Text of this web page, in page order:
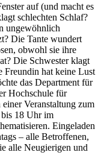
auf (und macht es
schlechten Schlaf?
ungewöhnlich
Die Tante wundert
obwohl sie ihre
Die Schwester klagt
Freundin hat keine Lust
das Department für
Hochschule für
Veranstaltung zum
18 Uhr im
Eingeladen
– alle Betroffenen,
alle Neugierigen und